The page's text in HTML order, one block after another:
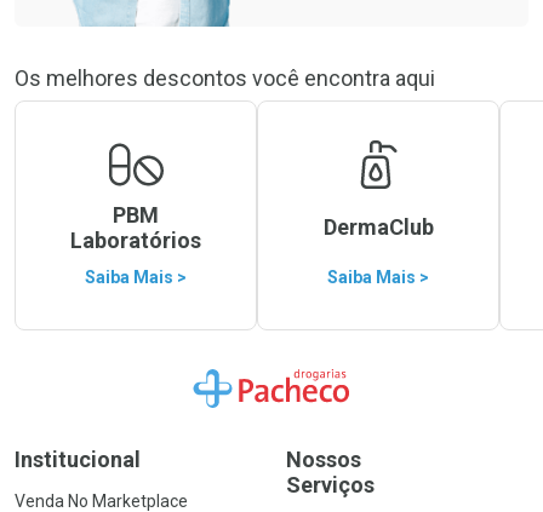
Os melhores descontos você encontra aqui
PBM
Laboratórios
Saiba Mais >
DermaClub
Saiba Mais >
Ir para a Home
Institucional
Venda No Marketplace
Nossos
Serviços